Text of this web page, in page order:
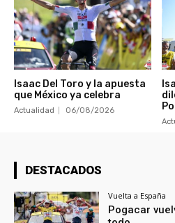
Isaac Del Toro y la apuesta
que México ya celebra
Actualidad 06/08/2026
DESTACADOS
Vuelta a España
Pogacar